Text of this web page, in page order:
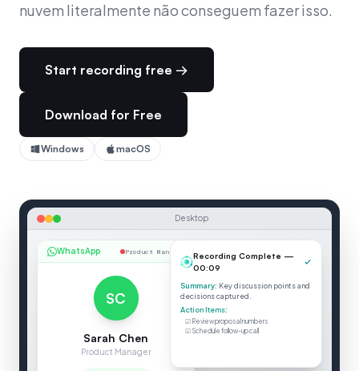
nuvem literalmente não conseguem fazer isso.
Start recording free →
Download for Free
Windows macOS
Desktop
WhatsApp Product Manager
SC
Sarah Chen
Product Manager
Recording Complete —
00:10
Summary: Key discussion points and
decisions captured.
Action Items:
☑ Review proposal numbers
☑ Schedule follow-up call